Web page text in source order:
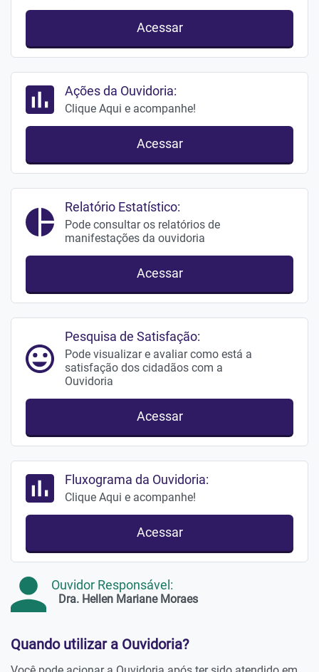
Acessar
Ações da Ouvidoria:
Clique Aqui e acompanhe!
Acessar
Relatório Estatístico:
Pode consultar os relatórios de
manifestações da ouvidoria
Acessar
Pesquisa de Satisfação:
Pode visualizar e avaliar como está a
satisfação dos cidadãos com a
Ouvidoria
Acessar
Fluxograma da Ouvidoria:
Clique Aqui e acompanhe!
Acessar
Ouvidor Responsável:
Dra. Hellen Mariane Moraes
Quando utilizar a Ouvidoria?